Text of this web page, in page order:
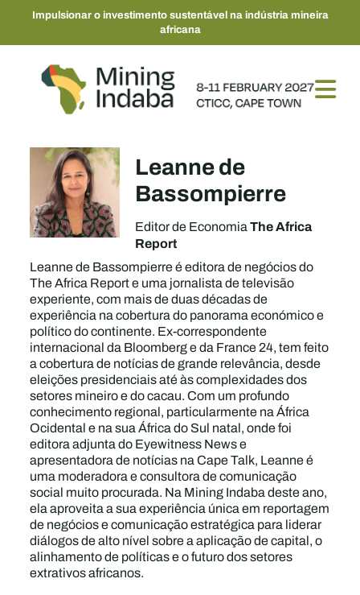
Impulsionar o investimento sustentável na indústria mineira
africana
Leanne de
Bassompierre
Editor de EconomiaThe Africa
Report
Leanne de Bassompierre é editora de negócios do
The Africa Report e uma jornalista de televisão
experiente, com mais de duas décadas de
experiência na cobertura do panorama económico e
político do continente. Ex-correspondente
internacional da Bloomberg e da France 24, tem feito
a cobertura de notícias de grande relevância, desde
eleições presidenciais até às complexidades dos
setores mineiro e do cacau. Com um profundo
conhecimento regional, particularmente na África
Ocidental e na sua África do Sul natal, onde foi
editora adjunta do Eyewitness News e
apresentadora de notícias na Cape Talk, Leanne é
uma moderadora e consultora de comunicação
social muito procurada. Na Mining Indaba deste ano,
ela aproveita a sua experiência única em reportagem
de negócios e comunicação estratégica para liderar
diálogos de alto nível sobre a aplicação de capital, o
alinhamento de políticas e o futuro dos setores
extrativos africanos.